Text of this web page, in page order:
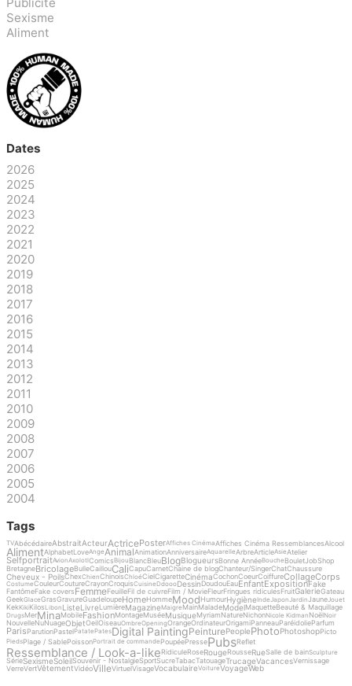
Sexisme
Aliment
Dates
2026
2025
2024
2023
2022
2021
2020
2019
2018
2017
2016
2015
2014
2013
2012
2011
2010
2009
2008
2007
2006
2005
2004
Tags
TVAbécédaireAbstraitActeurActricePosterAffiches CinémaAffiches Cinéma RessemblancesAlcool
AlimentAlphabetLoveAnge AnimalAnimationAnniversaireAquarelleArbreArticleAsieAtelier
SelfportraitAvionAxolotlComicsBijou BlancBleuBlogBlogueursBonne AnnéeBouche BouletJobShop
BretagneBricolageBulleCaillouCaliCapuCarnetChaine de blogChanteur/SingerChatChaussure
Cheveux - PoilsChexChienChinoisChloéCielCigaretteCinémaCochonCoeurCoiffureCollageCorps
CostumeCouleurCoutureCrayonCroquisCuisineDdoooDessinDoudouEauEnfantExpositionFake
FantômeFake coversFemmeFeuilleFil de cuivreFilm / MovieFleurFringues ridiculesFruitGalerieGateau
GeekGlaceGrasGravureGuadeloupeHomeHommeMoodHumourHygièneInde Japon JardinJaune Jouet
KekKikiKilosLibon ListeLivreLumièreMagazineMaigre MainMaladeModelMaquetteBeauté & Maquillage
DrugsMerMinaMobileFashionMontageMuséeMusiqueMyriamNatureNichonNicole Kidman NoëlNoir
NouvelleNuNuageObjetOeilOiseauOmbreOpeningOrangeOrdinateurOrigamiPanneauParéidolieParfum
ParisParutionPastelPatatePatesDigital PaintingPeinturePeoplePhotoPhotoshopPicto
PiedsPlage / SablePoissonPortrait de commande PoupéePressePubsReflet
Ressemblance / Look-a-likeRidiculeRoseRougeRousseRueSalle de bainSculpture
SérieSexismeSoleilSouvenir - NostalgieSportSucreTabacTatouageTrucageVacancesVernissage
VerreVertVêtementVidéoVilleVirtuelVisageVocabulaireVoitureVoyageWeb